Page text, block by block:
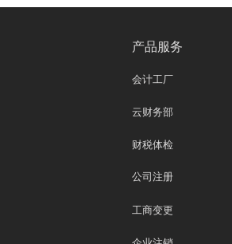
产品服务
会计工厂
云财务部
财税体检
公司注册
工商变更